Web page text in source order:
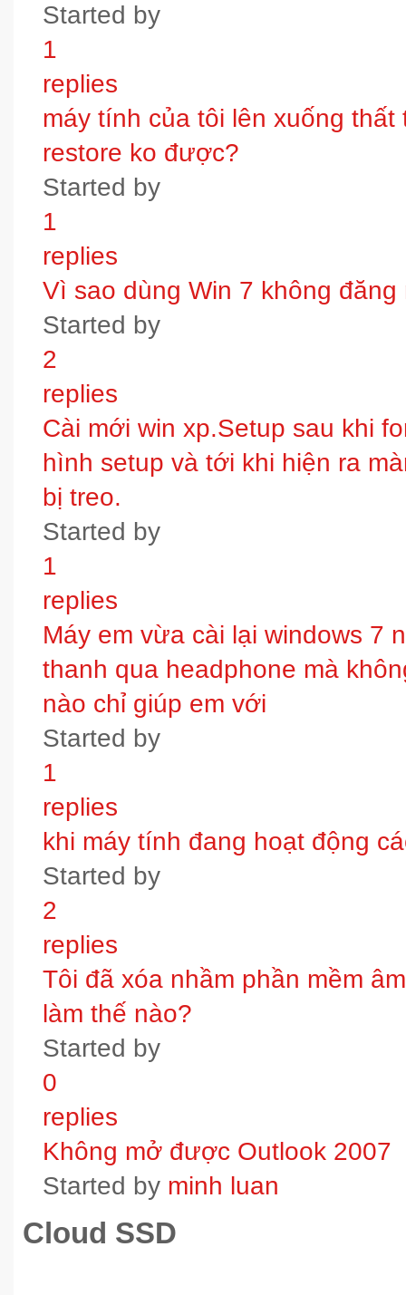
Started by
1
replies
máy tính của tôi lên xuống
restore ko được?
Started by
1
replies
Vì sao dùng Win 7 không
Started by
2
replies
Cài mới win xp.Setup sau khi
hình setup và tới khi hiện ra
bị treo.
Started by
1
replies
Máy em vừa cài lại windows 7
thanh qua headphone mà
nào chỉ giúp em với
Started by
1
replies
khi máy tính đang hoạt động
Started by
2
replies
Tôi đã xóa nhầm phần mềm
làm thế nào?
Started by
0
replies
Không mở được Outlook 2007
Started by minh luan
Cloud SSD